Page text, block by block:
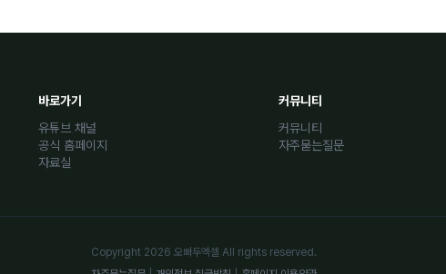
바로가기
유튜브 채널
공식 홈페이지
자료실
커뮤니티
커뮤니티
자주묻는질문
Copyright 2026 오빠두엑셀 All rights reserved.